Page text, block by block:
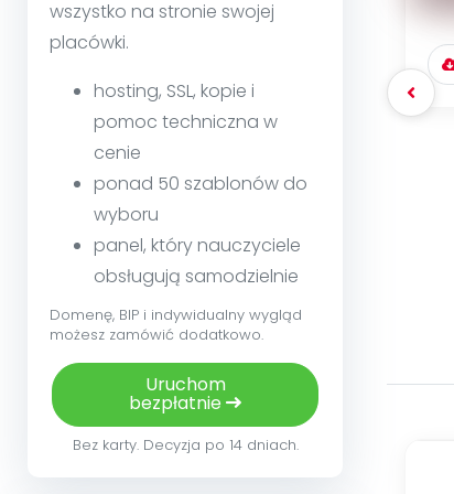
wszystko na stronie swojej
placówki.
hosting, SSL, kopie i
pomoc techniczna w
cenie
ponad 50 szablonów do
wyboru
panel, który nauczyciele
obsługują samodzielnie
Domenę, BIP i indywidualny wygląd
możesz zamówić dodatkowo.
Uruchom
bezpłatnie
Bez karty. Decyzja po 14 dniach.